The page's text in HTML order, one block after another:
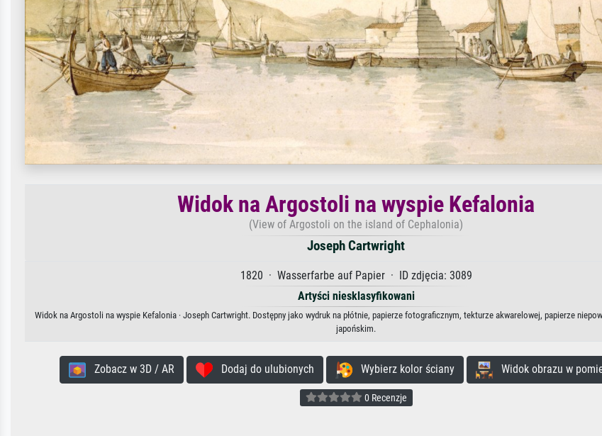
Widok na Argostoli na wyspie Kefalonia
(View of Argostoli on the island of Cephalonia)
Joseph Cartwright
1820 · Wasserfarbe auf Papier · ID zdjęcia: 3089
Artyści niesklasyfikowani
Widok na Argostoli na wyspie Kefalonia · Joseph Cartwright. Dostępny jako wydruk na płótnie, papierze fotograficznym, tekturze akwarelowej, papierze
japońskim.
Zobacz w 3D / AR Dodaj do ulubionych Wybierz kolor ściany Widok obrazu w
0 Recenzje